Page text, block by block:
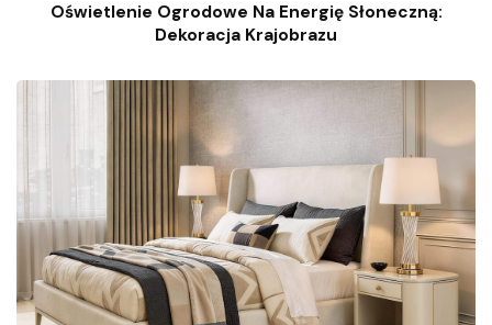
Oświetlenie Ogrodowe Na Energię Słoneczną:
Dekoracja Krajobrazu